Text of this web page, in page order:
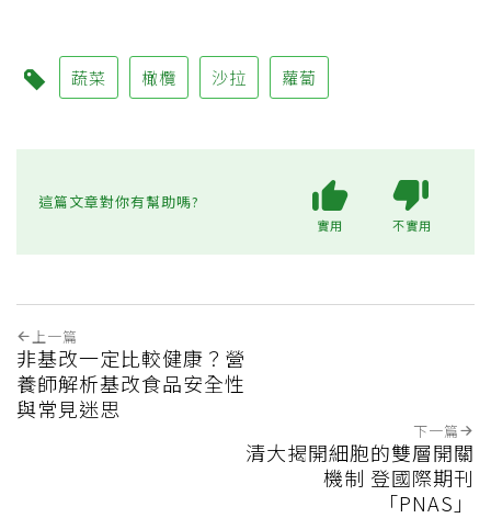
蔬菜 橄欖 沙拉 蘿蔔
這篇文章對你有幫助嗎?
實用 不實用
上一篇
非基改一定比較健康？營
養師解析基改食品安全性
與常見迷思
下一篇
清大揭開細胞的雙層開關
機制 登國際期刊
「PNAS」